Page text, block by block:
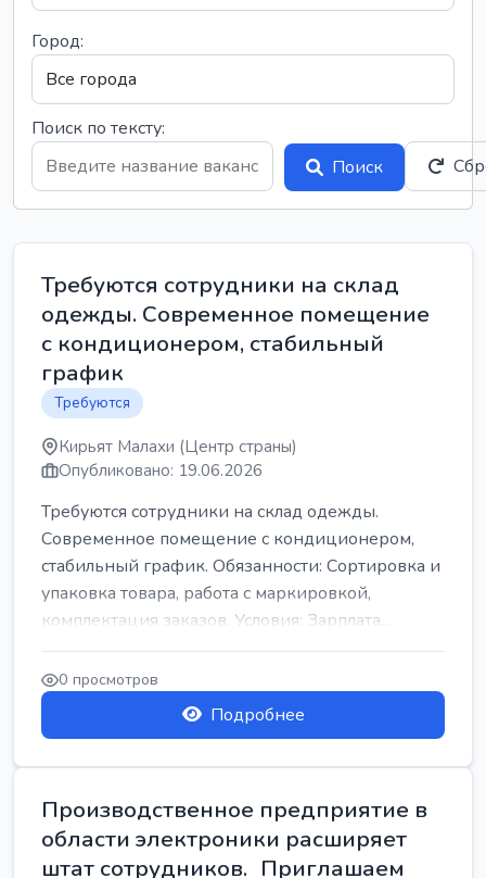
Город:
Поиск по тексту:
Поиск
Требуются сотрудники на склад
одежды. Современное помещение
с кондиционером, стабильный
график
Требуются
Кирьят Малахи (Центр страны)
Опубликовано: 19.06.2026
Требуются сотрудники на склад одежды.
Современное помещение с кондиционером,
стабильный график. Обязанности: Сортировка и
упаковка товара, работа с маркировкой,
комплектация заказов. Условия: Зарплата...
0 просмотров
Подробнее
Производственное предприятие в
области электроники расширяет
штат сотрудников. Приглашаем